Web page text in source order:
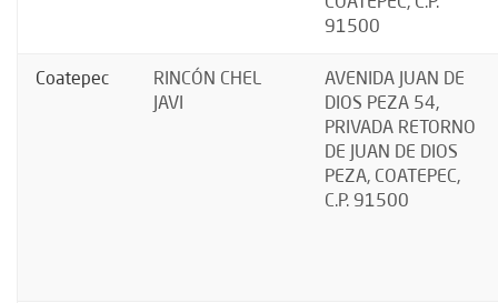
91500
Coatepec
RINCÓN CHEL
JAVI
AVENIDA JUAN DE
DIOS PEZA 54,
PRIVADA RETORNO
DE JUAN DE DIOS
PEZA, COATEPEC,
C.P. 91500